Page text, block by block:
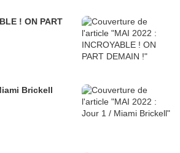
! ON PART
Brickell